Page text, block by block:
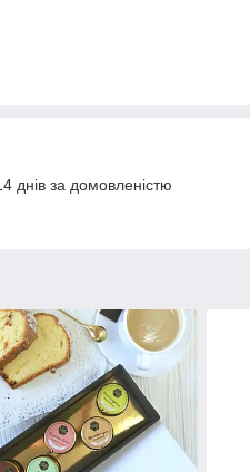
днів за домовленістю